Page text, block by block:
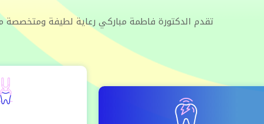
تقدم الدكتورة فاطمة مباركي رعاية لطيفة